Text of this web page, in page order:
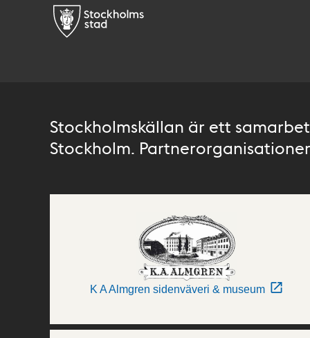
Stockholmskällan är ett
Stockholm.
K A Almgren sidenväveri & museum